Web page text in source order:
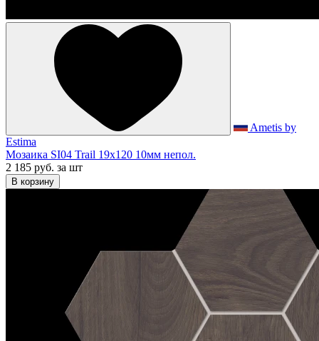
Ametis by
Estima
Мозаика SI04 Trail 19x120 10мм непол.
2 185 руб. за шт
В корзину